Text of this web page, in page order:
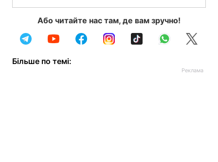
Або читайте нас там, де вам зручно!
Більше по темі: